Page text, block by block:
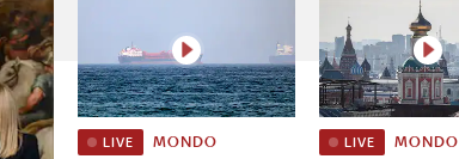
LIVE MONDO LIVE MONDO